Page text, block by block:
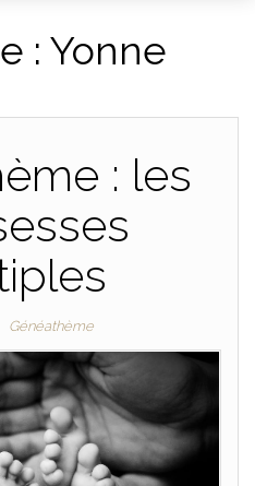
: Yonne
: les
Généathème